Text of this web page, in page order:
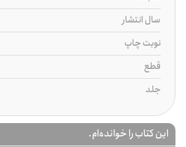
سال انتشار
نوبت چاپ
قطع
جلد
این کتاب را خوانده‌ام.